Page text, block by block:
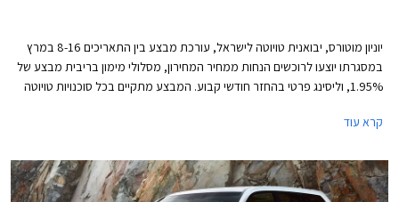
יוניון מוטורס, יבואנית טויוטה לישראל, עורכת מבצע בין התאריכים 8-16 במרץ
במסגרתו יוצעו לרוכשים הנחות ממחיר המחירון, מסלולי מימון בריבית מבצע של
1.95%, וליסינג פרטי בהחזר חודשי קבוע. המבצע מתקיים בכל סוכנויות טויוטה
15:00.
קרא עוד